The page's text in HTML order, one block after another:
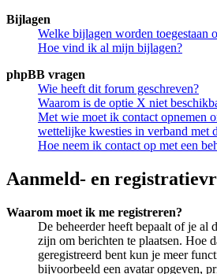
Bijlagen
Welke bijlagen worden toegestaan
Hoe vind ik al mijn bijlagen?
phpBB vragen
Wie heeft dit forum geschreven?
Waarom is de optie X niet
Met wie moet ik contact opnemen
wettelijke kwesties in verband met
Hoe neem ik contact op met een
Aanmeld- en
Waarom moet ik me registreren?
De beheerder heeft bepaalt of je al
zijn om berichten te plaatsen. Hoe
geregistreerd bent kun je meer
bijvoorbeeld een avatar opgeven,